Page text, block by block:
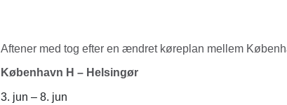
Aftener med tog efter en ændret køreplan mellem
København H – Helsingør
3. jun – 8. jun